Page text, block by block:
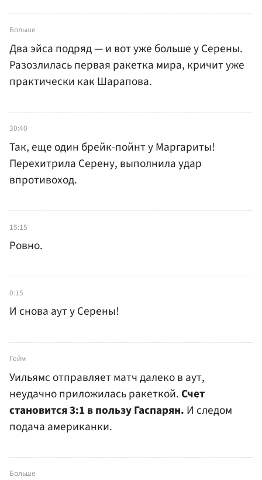
Больше
Два эйса подряд — и вот уже больше у Серены.
Разозлилась первая ракетка мира, кричит уже
практически как Шарапова.
30:40
Так, еще один брейк-пойнт у Маргариты!
Перехитрила Серену, выполнила удар
впротивоход.
15:15
Ровно.
0:15
И снова аут у Серены!
Гейм
Уильямс отправляет матч далеко в аут,
неудачно приложилась ракеткой. Счет
становится 3:1 в пользу Гаспарян. И следом
подача американки.
Больше